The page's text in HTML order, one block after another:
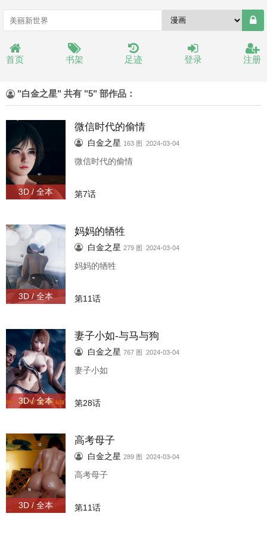
首页 书架 足迹 登录 注册
"白金之星" 共有 "5" 部作品：
3D / 全本
微信时代的偷情
白金之星 163 图 2024-03-04
微信时代的偷情
第7话
3D / 全本
妈妈的牺牲
白金之星 279 图 2024-03-04
妈妈的牺牲
第11话
3D / 全本
妻子小如-与马与狗
白金之星 767 图 2024-03-04
妻子小如
第28话
3D / 全本
高考母子
白金之星 289 图 2024-03-04
高考母子
第11话